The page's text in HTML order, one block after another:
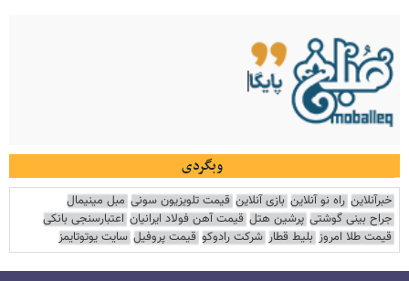
وبگردی
خبرآنلاین راه نو آنلاین بازی آنلاین قیمت تلویزیون سونی مبل مینیمال
جراح بینی گوشتی پرشین هتل قیمت آهن فولاد ایرانیان اعتبارسنجی بانکی
قیمت طلا امروز بلیط قطار شرکت رادوکو قیمت پروفیل سایت یوتوتایمز